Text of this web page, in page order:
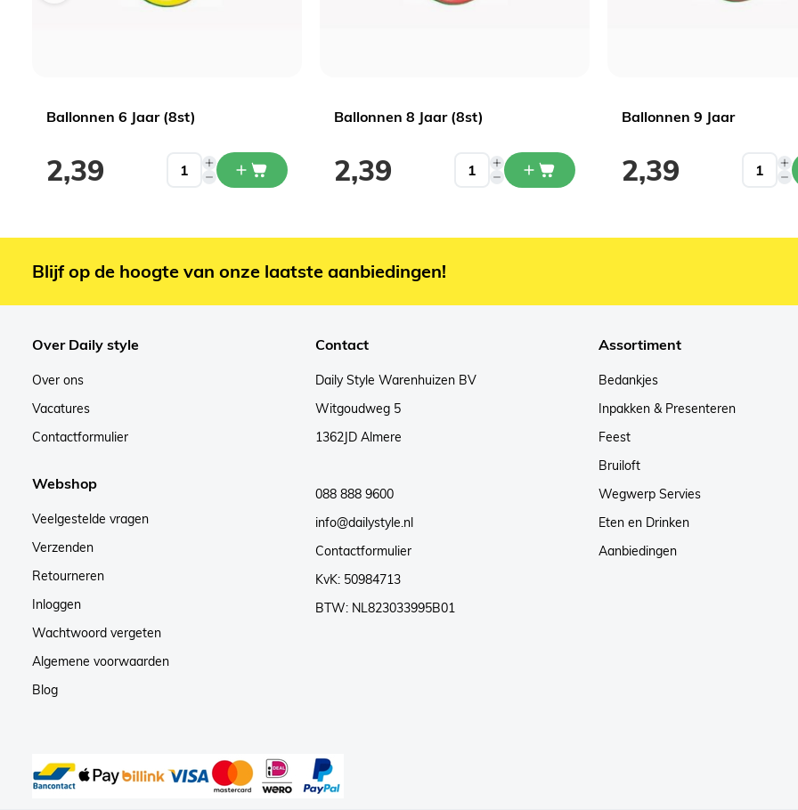
Ballonnen 6 Jaar (8st)
2,39
Ballonnen 8 Jaar (8st)
2,39
Ballonnen 9 Jaar
2,39
Blijf op de hoogte van onze laatste aanbiedingen!
Over Daily style
Over ons
Vacatures
Contactformulier
Webshop
Veelgestelde vragen
Verzenden
Retourneren
Inloggen
Wachtwoord vergeten
Algemene voorwaarden
Blog
Contact
Daily Style Warenhuizen BV
Witgoudweg 5
1362JD Almere
088 888 9600
info@dailystyle.nl
Contactformulier
KvK: 50984713
BTW: NL823033995B01
Assortiment
Bedankjes
Inpakken & Presenteren
Feest
Bruiloft
Wegwerp Servies
Eten en Drinken
Aanbiedingen